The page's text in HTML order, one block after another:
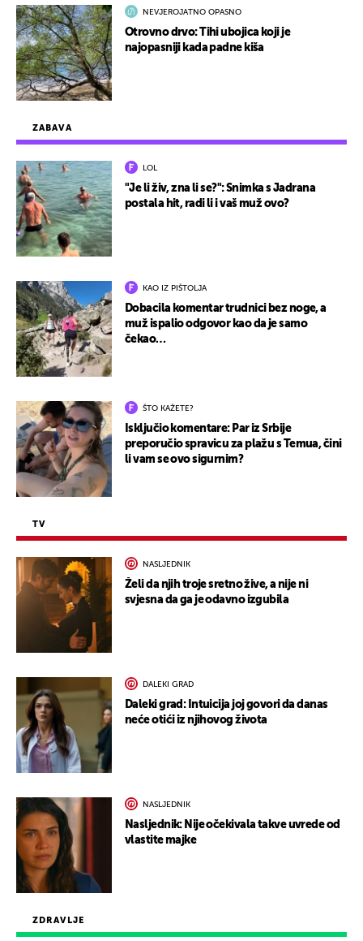
ZDRAVLJE
ZABAVA
LOL
"Je li živ, zna li se?": Snimka s Jadrana
postala hit, radi li i vaš muž ovo?
KAO IZ PIŠTOLJA
Dobacila komentar trudnici bez noge, a
muž ispalio odgovor kao da je samo
čekao…
ŠTO KAŽETE?
Isključio komentare: Par iz Srbije
preporučio spravicu za plažu s Temua, čini
li vam se ovo sigurnim?
TV
NASLJEDNIK
Želi da njih troje sretno žive, a nije ni
svjesna da ga je odavno izgubila
DALEKI GRAD
Daleki grad: Intuicija joj govori da danas
neće otići iz njihovog života
NASLJEDNIK
Nasljednik: Nije očekivala takve uvrede od
vlastite majke
NEVJEROJATNO OPASNO
Otrovno drvo: Tihi ubojica koji je
najopasniji kada padne kiša